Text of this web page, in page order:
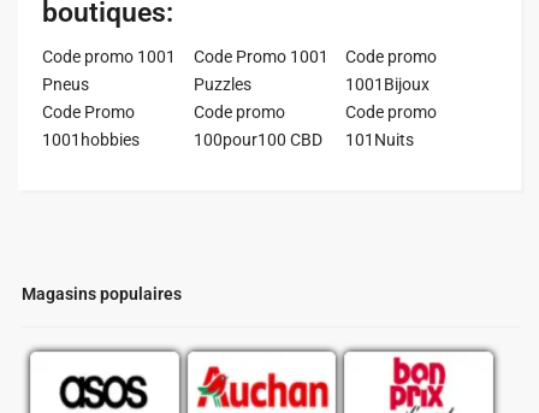
Magasins populaires
boutiques:
Code promo 1001
Pneus
Code Promo 1001
Puzzles
Code promo
1001Bijoux
Code Promo
1001hobbies
Code promo
100pour100 CBD
Code promo
101Nuits